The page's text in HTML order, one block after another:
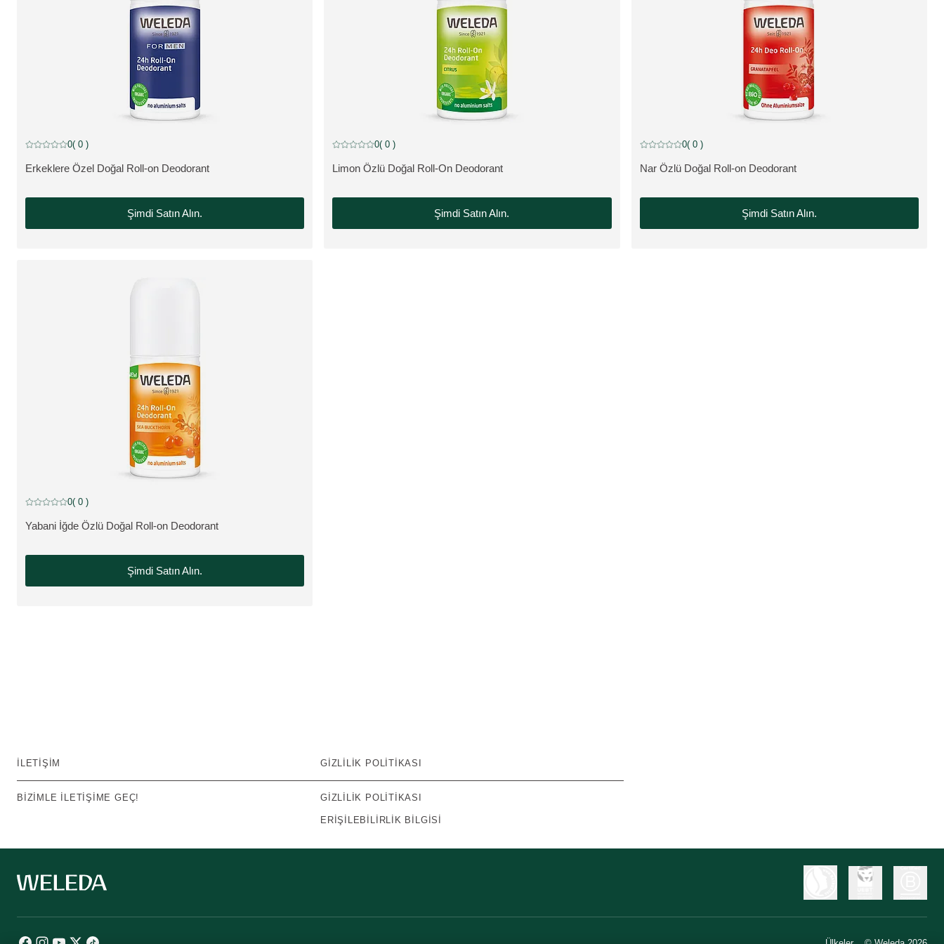
ÜRÜNÜ GÖRÜNTÜLE:
Erkeklere Özel Doğal Roll-on Deodorant
Mevcut puan: 5 üzerinden 0 yıldız 0 müşteri tarafından değerlendirildi
0( 0 )
Şimdi Satın Alın.
ÜRÜNÜ GÖRÜNTÜLE:
Limon Özlü Doğal Roll-On Deodorant
Mevcut puan: 5 üzerinden 0 yıldız 0 müşteri tarafından değerlendirildi
0( 0 )
Şimdi Satın Alın.
ÜRÜNÜ GÖRÜNTÜLE:
Nar Özlü Doğal Roll-on Deodorant
Mevcut puan: 5 üzerinden 0 yıldız 0 müşteri tarafından değerlendirildi
0( 0 )
Şimdi Satın Alın.
ÜRÜNÜ GÖRÜNTÜLE:
Yabani İğde Özlü Doğal Roll-on Deodorant
Mevcut puan: 5 üzerinden 0 yıldız 0 müşteri tarafından değerlendirildi
0( 0 )
Şimdi Satın Alın.
İLETIŞIM
BIZIMLE ILETIŞIME GEÇ!
GIZLILIK POLITIKASI
GIZLILIK POLITIKASI
ERIŞILEBILIRLIK BILGISI